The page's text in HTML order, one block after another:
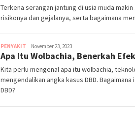
Terkena serangan jantung di usia muda
risikonya dan gejalanya, serta bagaimana
PENYAKIT Dhila
Afifah
November 23, 2023
Apa Itu Wolbachia, Benerkah
Kita perlu mengenal apa itu wolbachia,
mengendalikan angka kasus DBD.
DBD?